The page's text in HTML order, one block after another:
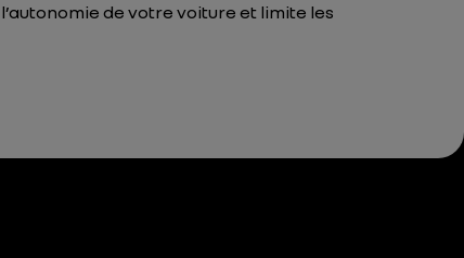
de votre voiture et limite les